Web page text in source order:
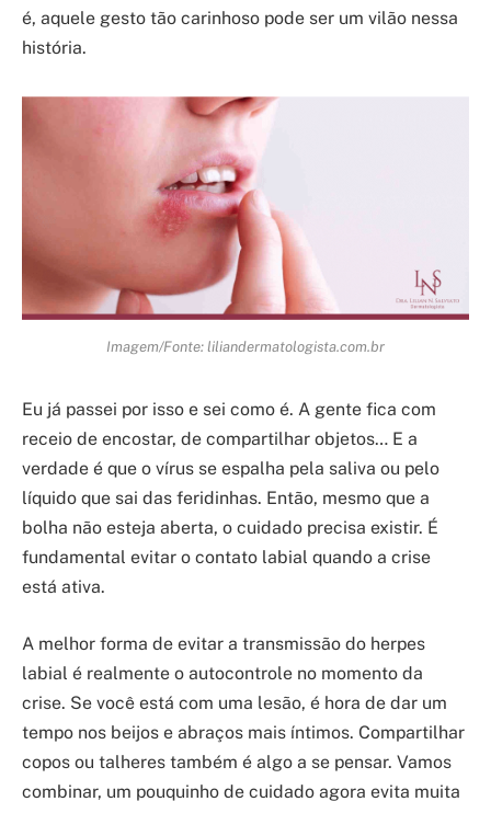
é, aquele gesto tão carinhoso pode ser um vilão nessa
história.
Imagem/Fonte: liliandermatologista.com.br
Eu já passei por isso e sei como é. A gente fica com
receio de encostar, de compartilhar objetos… E a
verdade é que o vírus se espalha pela saliva ou pelo
líquido que sai das feridinhas. Então, mesmo que a
bolha não esteja aberta, o cuidado precisa existir. É
fundamental evitar o contato labial quando a crise
está ativa.
A melhor forma de evitar a transmissão do herpes
labial é realmente o autocontrole no momento da
crise. Se você está com uma lesão, é hora de dar um
tempo nos beijos e abraços mais íntimos. Compartilhar
copos ou talheres também é algo a se pensar. Vamos
combinar, um pouquinho de cuidado agora evita muita